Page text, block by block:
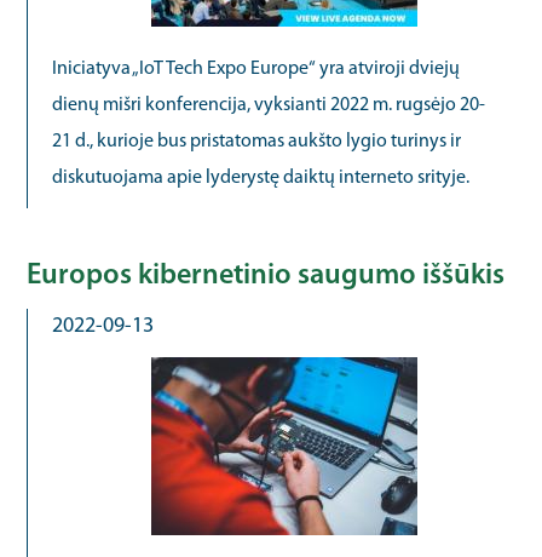
Iniciatyva „IoT Tech Expo Europe“ yra atviroji dviejų
dienų mišri konferencija, vyksianti 2022 m. rugsėjo 20-
21 d., kurioje bus pristatomas aukšto lygio turinys ir
diskutuojama apie lyderystę daiktų interneto srityje.
Europos kibernetinio saugumo iššūkis
2022-09-13